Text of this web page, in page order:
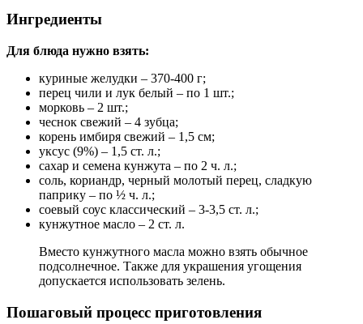
Ингредиенты
Для блюда нужно взять:
куриные желудки – 370-400 г;
перец чили и лук белый – по 1 шт.;
морковь – 2 шт.;
чеснок свежий – 4 зубца;
корень имбиря свежий – 1,5 см;
уксус (9%) – 1,5 ст. л.;
сахар и семена кунжута – по 2 ч. л.;
соль, кориандр, черный молотый перец, сладкую
паприку – по ½ ч. л.;
соевый соус классический – 3-3,5 ст. л.;
кунжутное масло – 2 ст. л.
Вместо кунжутного масла можно взять обычное
подсолнечное. Также для украшения угощения
допускается использовать зелень.
Пошаговый процесс приготовления